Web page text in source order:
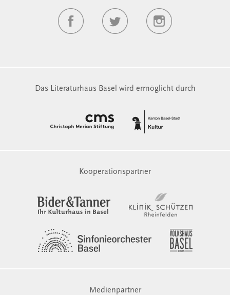
Das Literaturhaus Basel wird ermöglicht durch
Kooperationspartner
Medienpartner